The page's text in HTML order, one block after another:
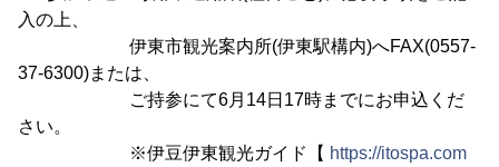
入の上、
伊東市観光案内所(伊東駅構内)へFAX(0557-
37-6300)または、
ご持参にて6月14日17時までにお申込くだ
さい。
※伊豆伊東観光ガイド【 https://itospa.com